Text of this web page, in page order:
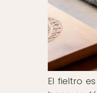
El fieltro